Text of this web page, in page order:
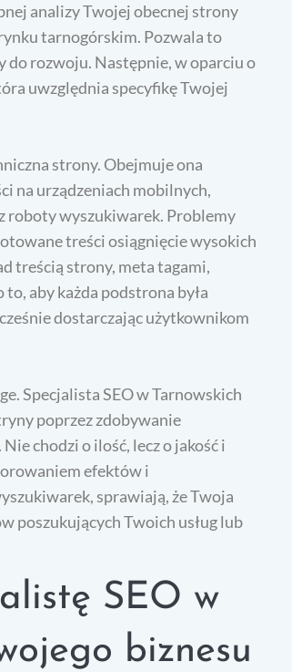
analizy Twojej obecnej strony
tarnogórskim. Pozwala to
do rozwoju. Następnie, w oparciu o
uwzględnia specyfikę Twojej
strony. Obejmuje ona
na urządzeniach mobilnych,
roboty wyszukiwarek. Problemy
treści osiągnięcie wysokich
treścią strony, meta tagami,
aby każda podstrona była
dostarczając użytkownikom
Specjalista SEO w Tarnowskich
poprzez zdobywanie
chodzi o ilość, lecz o jakość i
efektów i
sprawiają, że Twoja
poszukujących Twoich usług lub
SEO w
biznesu